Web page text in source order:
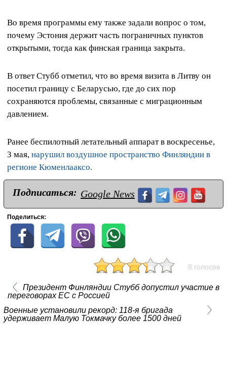
Во время программы ему также задали вопрос о том,
почему Эстония держит часть пограничных пунктов
открытыми, тогда как финская граница закрыта.
В ответ Стубб отметил, что во время визита в Литву он
посетил границу с Беларусью, где до сих пор
сохраняются проблемы, связанные с миграционным
давлением.
Ранее беспилотный летательный аппарат в воскресенье,
3 мая, нарушил воздушное пространство Финляндии в
регионе Кюменлааксо.
Подписаться: Google News
Поделиться:
8 голосов
Президент Финляндии Стубб допустил участие в
переговорах ЕС с Россией
Военные установили рекорд: 118-я бригада
удерживает Малую Токмачку более 1500 дней